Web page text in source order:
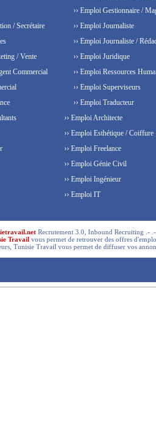
/ Secrétaire
/ Vente
Commercial
›› Emploi Gestionnaire /
›› Emploi Journaliste
›› Emploi Journaliste /
›› Emploi Juridique
›› Emploi Ressources
›› Emploi Superviseurs
›› Emploi Traducteur
›› Emploi Architecte
›› Emploi Esthétique / Coiffure
›› Emploi Freelance
›› Emploi Génie Civil
›› Emploi Ingénieur
›› Emploi IT
Recrutement 3.0, Inbound Recruiting .-
Travail vous permet de retrouver des offres
Tunisie Travail vous permet de diffuser vos